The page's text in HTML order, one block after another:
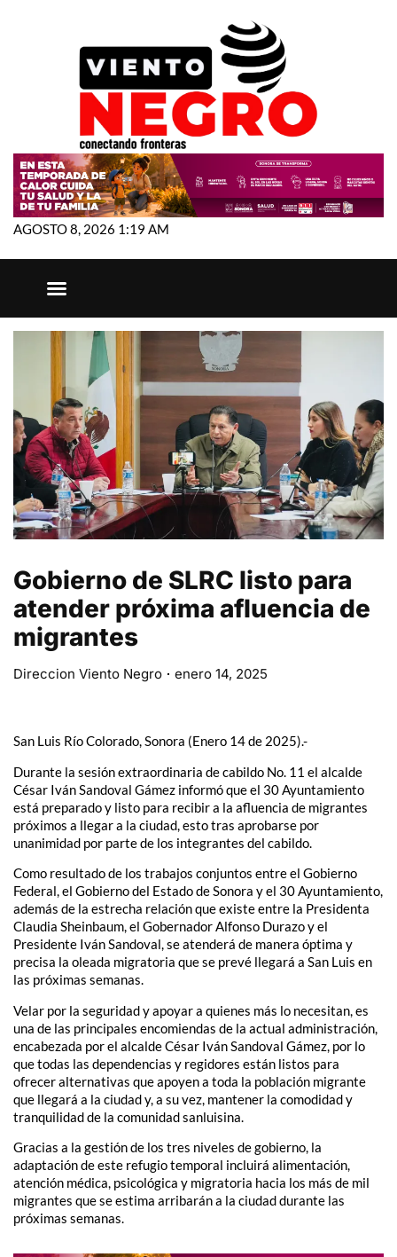
AGOSTO 8, 2026 1:19 AM
Gobierno de SLRC listo para
atender próxima afluencia de
migrantes
Direccion Viento Negro enero 14, 2025
San Luis Río Colorado, Sonora (Enero 14 de 2025).-
Durante la sesión extraordinaria de cabildo No. 11 el alcalde
César Iván Sandoval Gámez informó que el 30 Ayuntamiento
está preparado y listo para recibir a la afluencia de migrantes
próximos a llegar a la ciudad, esto tras aprobarse por
unanimidad por parte de los integrantes del cabildo.
Como resultado de los trabajos conjuntos entre el Gobierno
Federal, el Gobierno del Estado de Sonora y el 30 Ayuntamiento,
además de la estrecha relación que existe entre la Presidenta
Claudia Sheinbaum, el Gobernador Alfonso Durazo y el
Presidente Iván Sandoval, se atenderá de manera óptima y
precisa la oleada migratoria que se prevé llegará a San Luis en
las próximas semanas.
Velar por la seguridad y apoyar a quienes más lo necesitan, es
una de las principales encomiendas de la actual administración,
encabezada por el alcalde César Iván Sandoval Gámez, por lo
que todas las dependencias y regidores están listos para
ofrecer alternativas que apoyen a toda la población migrante
que llegará a la ciudad y, a su vez, mantener la comodidad y
tranquilidad de la comunidad sanluisina.
Gracias a la gestión de los tres niveles de gobierno, la
adaptación de este refugio temporal incluirá alimentación,
atención médica, psicológica y migratoria hacia los más de mil
migrantes que se estima arribarán a la ciudad durante las
próximas semanas.